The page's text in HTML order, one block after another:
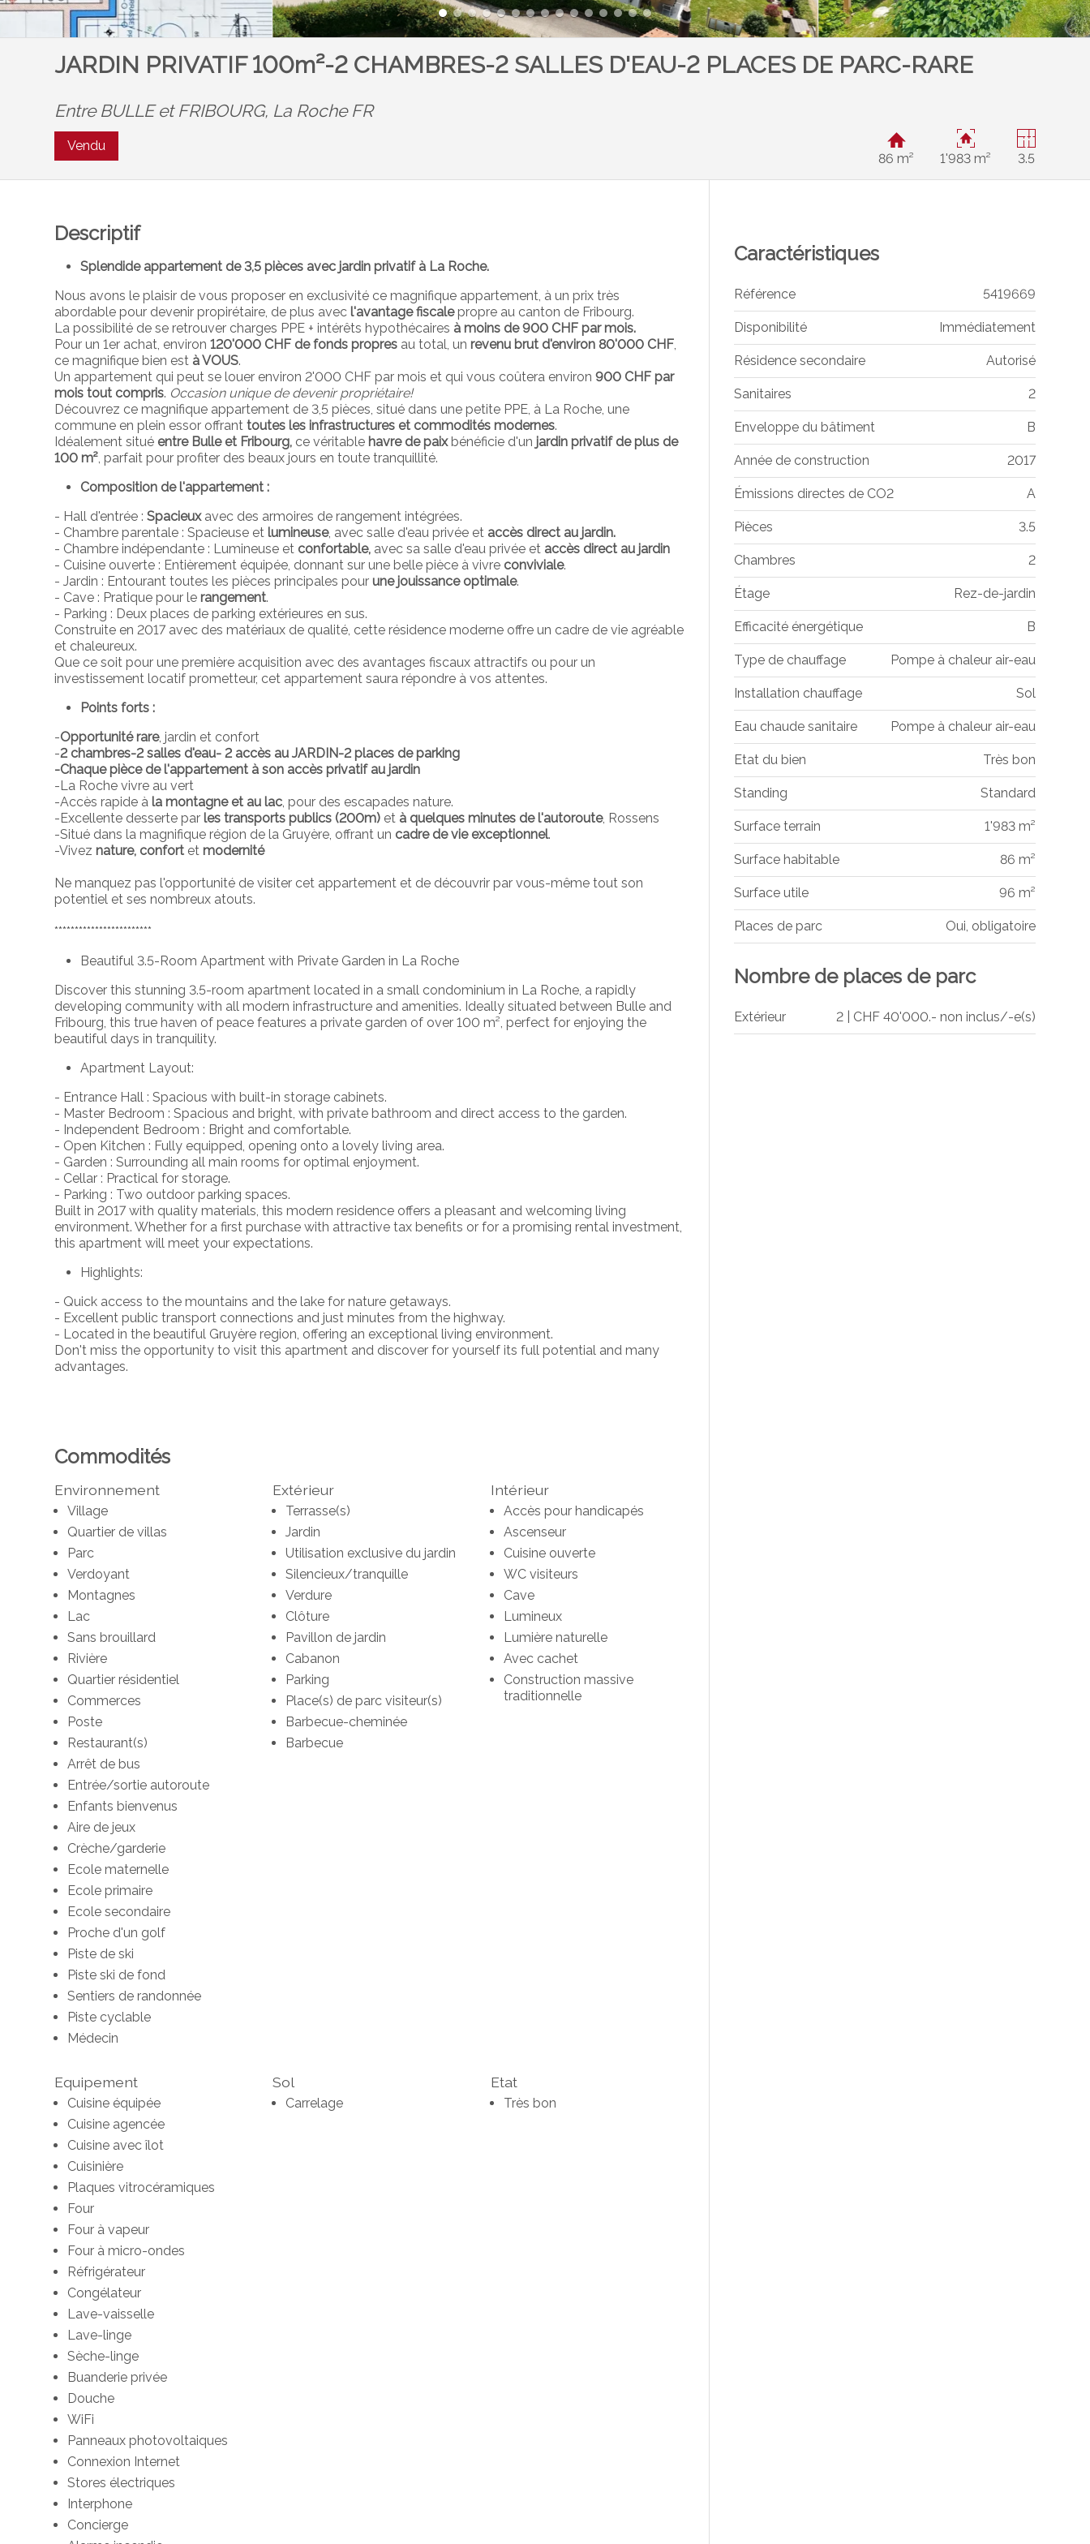
JARDIN PRIVATIF 100m²-2 CHAMBRES-2 SALLES D'EAU-2 PLACES DE PARC-RARE
Entre BULLE et FRIBOURG, La Roche FR
Vendu
86 m²
1'983 m² 3.5
Descriptif
Splendide appartement de 3,5 pièces avec jardin privatif à La Roche.
Nous avons le plaisir de vous proposer en exclusivité ce magnifique appartement, à un prix très
abordable pour devenir propirétaire, de plus avecl'avantage fiscalepropre au canton de Fribourg.
La possibilité de se retrouver charges PPE + intérêts hypothécaires à moins de 900 CHF par mois.
Pour un 1er achat, environ120'000 CHF de fonds propres au total, unrevenu brut d'environ 80'000 CHF,
ce magnifique bien est à VOUS.
Un appartement qui peut se louer environ 2'000 CHF par mois et qui vous coûtera environ900 CHF par
mois tout compris. Occasion unique de devenir propriétaire!
Découvrez ce magnifique appartement de 3,5 pièces, situé dans une petite PPE, à La Roche, une
commune en plein essor offranttoutes les infrastructures et commodités modernes.
Idéalement situé entre Bulle et Fribourg, ce véritable havre de paixbénéficie d'un jardin privatif de plus de
100 m², parfait pour profiter des beaux jours en toute tranquillité.
Composition de l'appartement :
- Hall d'entrée :Spacieuxavec des armoires de rangement intégrées.
- Chambre parentale : Spacieuse etlumineuse, avec salle d'eau privée et accès direct au jardin.
- Chambre indépendante : Lumineuse et confortable, avec sa salle d'eau privée et accès direct au jardin
- Cuisine ouverte : Entièrement équipée, donnant sur une belle pièce à vivre conviviale.
- Jardin : Entourant toutes les pièces principales pourune jouissance optimale.
- Cave : Pratique pour le rangement.
- Parking : Deux places de parking extérieures en sus.
Construite en 2017 avec des matériaux de qualité, cette résidence moderne offre un cadre de vie agréable
et chaleureux.
Que ce soit pour une première acquisition avec des avantages fiscaux attractifs ou pour un
investissement locatif prometteur, cet appartement saura répondre à vos attentes.
Points forts :
-Opportunité rare, jardin et confort
-2 chambres-2 salles d'eau- 2 accès au JARDIN-2 places de parking
-Chaque pièce de l'appartement à son accès privatif au jardin
-La Roche vivre au vert
-Accès rapide à la montagne et au lac, pour des escapades nature.
-Excellente desserte par les transports publics (200m) et à quelques minutes de l'autoroute, Rossens
-Situé dans la magnifique région de la Gruyère, offrant un cadre de vie exceptionnel.
-Vivez nature, confort et modernité
Ne manquez pas l'opportunité de visiter cet appartement et de découvrir par vous-même tout son
potentiel et ses nombreux atouts.
************************
Beautiful 3.5-Room Apartment with Private Garden in La Roche
Discover this stunning 3.5-room apartment located in a small condominium in La Roche, a rapidly
developing community with all modern infrastructure and amenities. Ideally situated between Bulle and
Fribourg, this true haven of peace features a private garden of over 100 m², perfect for enjoying the
beautiful days in tranquility.
Apartment Layout:
- Entrance Hall : Spacious with built-in storage cabinets.
- Master Bedroom : Spacious and bright, with private bathroom and direct access to the garden.
- Independent Bedroom : Bright and comfortable.
- Open Kitchen : Fully equipped, opening onto a lovely living area.
- Garden : Surrounding all main rooms for optimal enjoyment.
- Cellar : Practical for storage.
- Parking : Two outdoor parking spaces.
Built in 2017 with quality materials, this modern residence offers a pleasant and welcoming living
environment. Whether for a first purchase with attractive tax benefits or for a promising rental investment,
this apartment will meet your expectations.
Highlights:
- Quick access to the mountains and the lake for nature getaways.
- Excellent public transport connections and just minutes from the highway.
- Located in the beautiful Gruyère region, offering an exceptional living environment.
Don't miss the opportunity to visit this apartment and discover for yourself its full potential and many
advantages.
Commodités
Environnement
Village
Quartier de villas
Parc
Verdoyant
Montagnes
Lac
Sans brouillard
Rivière
Quartier résidentiel
Commerces
Poste
Restaurant(s)
Arrêt de bus
Entrée/sortie autoroute
Enfants bienvenus
Aire de jeux
Crèche/garderie
Ecole maternelle
Ecole primaire
Ecole secondaire
Proche d'un golf
Piste de ski
Piste ski de fond
Sentiers de randonnée
Piste cyclable
Médecin
Extérieur
Terrasse(s)
Jardin
Utilisation exclusive du jardin
Silencieux/tranquille
Verdure
Clôture
Pavillon de jardin
Cabanon
Parking
Place(s) de parc visiteur(s)
Barbecue-cheminée
Barbecue
Intérieur
Accès pour handicapés
Ascenseur
Cuisine ouverte
WC visiteurs
Cave
Lumineux
Lumière naturelle
Avec cachet
Construction massive
traditionnelle
Equipement
Cuisine équipée
Cuisine agencée
Cuisine avec îlot
Cuisinière
Plaques vitrocéramiques
Four
Four à vapeur
Four à micro-ondes
Réfrigérateur
Congélateur
Lave-vaisselle
Lave-linge
Sèche-linge
Buanderie privée
Douche
WiFi
Panneaux photovoltaiques
Connexion Internet
Stores électriques
Interphone
Concierge
Sol
Carrelage
Etat
Très bon
Caractéristiques
Référence 5419669
Disponibilité Immédiatement
Résidence secondaire Autorisé
Sanitaires 2
Enveloppe du bâtiment B
Année de construction 2017
Émissions directes de CO2 A
Pièces 3.5
Chambres 2
Étage Rez-de-jardin
Efficacité énergétique B
Type de chauffage Pompe à chaleur air-eau
Installation chauffage Sol
Eau chaude sanitaire Pompe à chaleur air-eau
Etat du bien Très bon
Standing Standard
Surface terrain 1'983 m²
Surface habitable 86 m²
Surface utile 96 m²
Places de parc Oui, obligatoire
Nombre de places de parc
Extérieur 2 | CHF 40'000.- non inclus/-e(s)